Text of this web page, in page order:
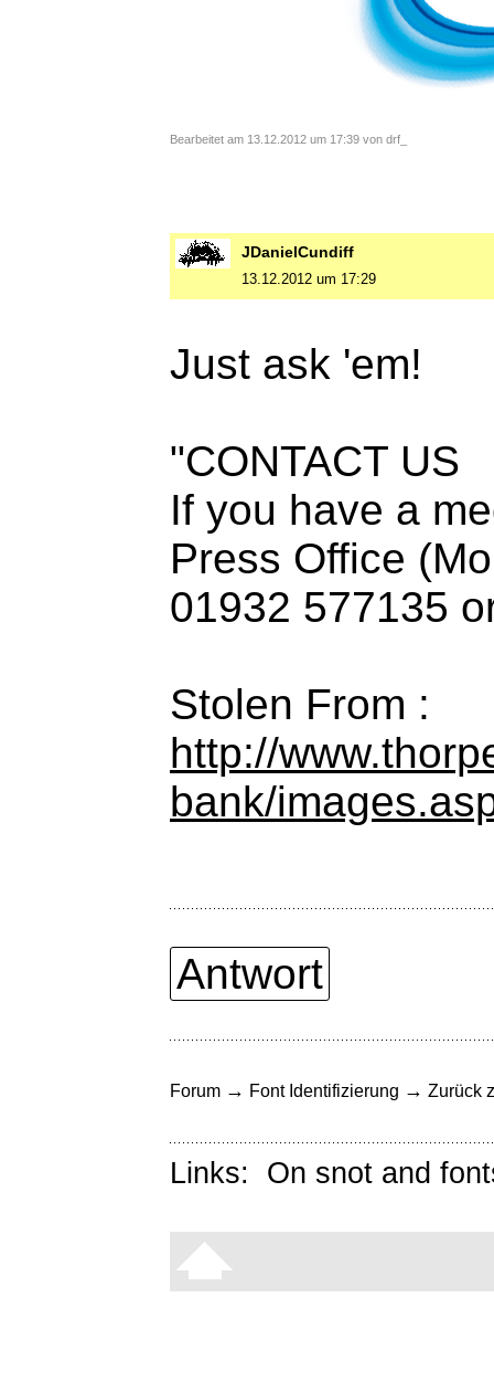
Bearbeitet am 13.12.2012 um 17:39 von drf_
JDanielCundiff
13.12.2012 um 17:29
Just ask 'em!
"CONTACT US
If you have a
Press Office
01932 577135
Stolen From :
http://
bank/
Antwort
Forum → Font Identifizierung → Zurück
Links: On snot and